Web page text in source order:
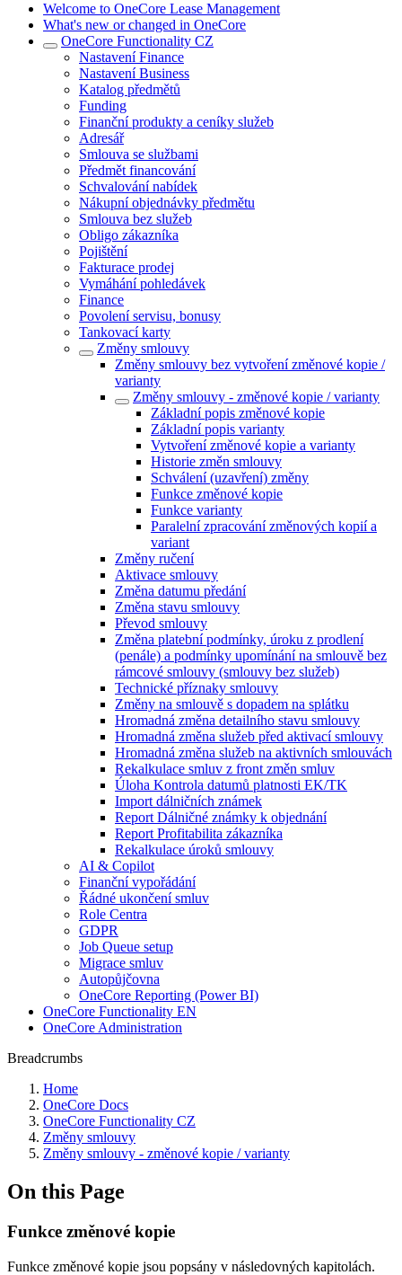
Welcome to OneCore Lease Management
What's new or changed in OneCore
OneCore Functionality CZ
Nastavení Finance
Nastavení Business
Katalog předmětů
Funding
Finanční produkty a ceníky služeb
Adresář
Smlouva se službami
Předmět financování
Schvalování nabídek
Nákupní objednávky předmětu
Smlouva bez služeb
Obligo zákazníka
Pojištění
Fakturace prodej
Vymáhání pohledávek
Finance
Povolení servisu, bonusy
Tankovací karty
Změny smlouvy
Změny smlouvy bez vytvoření změnové kopie /
varianty
Změny smlouvy - změnové kopie / varianty
Základní popis změnové kopie
Základní popis varianty
Vytvoření změnové kopie a varianty
Historie změn smlouvy
Schválení (uzavření) změny
Funkce změnové kopie
Funkce varianty
Paralelní zpracování změnových kopií a
variant
Změny ručení
Aktivace smlouvy
Změna datumu předání
Změna stavu smlouvy
Převod smlouvy
Změna platební podmínky, úroku z prodlení
(penále) a podmínky upomínání na smlouvě bez
rámcové smlouvy (smlouvy bez služeb)
Technické příznaky smlouvy
Změny na smlouvě s dopadem na splátku
Hromadná změna detailního stavu smlouvy
Hromadná změna služeb před aktivací smlouvy
Hromadná změna služeb na aktivních smlouvách
Rekalkulace smluv z front změn smluv
Úloha Kontrola datumů platnosti EK/TK
Import dálničních známek
Report Dálničné známky k objednání
Report Profitabilita zákazníka
Rekalkulace úroků smlouvy
AI & Copilot
Finanční vypořádání
Řádné ukončení smluv
Role Centra
GDPR
Job Queue setup
Migrace smluv
Autopůjčovna
OneCore Reporting (Power BI)
OneCore Functionality EN
OneCore Administration
Breadcrumbs
Home
OneCore Docs
OneCore Functionality CZ
Změny smlouvy
Změny smlouvy - změnové kopie / varianty
On this Page
Funkce změnové kopie
Funkce změnové kopie jsou popsány v následovných kapitolách.